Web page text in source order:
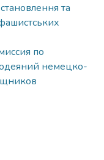
та
по
немецко-